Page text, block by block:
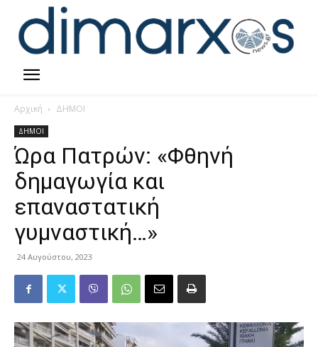
Αρχική ΔΗΜΟΙ
ΔΗΜΟΙ
Ώρα Πατρών: «Φθηνή
δημαγωγία και
επαναστατική
γυμναστική…»
24 Αυγούστου, 2023